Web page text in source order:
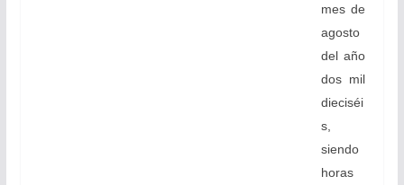
mes de
agosto
del año
dos mil
dieciséi
s,
siendo
horas